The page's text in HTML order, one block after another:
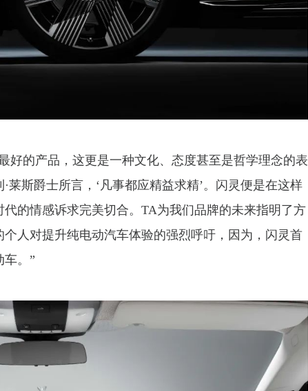
好的产品，这更是一种文化、态度甚至是哲学理念的表
莱斯爵士所言，‘凡事都应精益求精’。闪灵便是在这样
的情感诉求完美切合。TA为我们品牌的未来指明了方
人对提升纯电动汽车体验的强烈呼吁，因为，闪灵首
车。”